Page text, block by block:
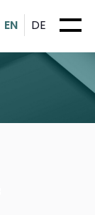
EN DE